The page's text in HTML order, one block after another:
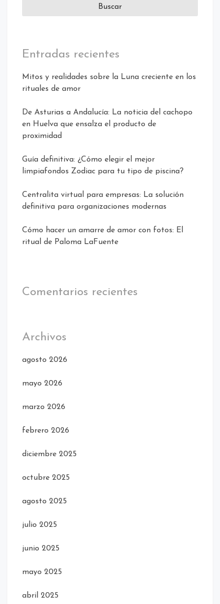
Entradas recientes
Mitos y realidades sobre la Luna creciente en los
rituales de amor
De Asturias a Andalucía: La noticia del cachopo
en Huelva que ensalza el producto de
proximidad
Guía definitiva: ¿Cómo elegir el mejor
limpiafondos Zodiac para tu tipo de piscina?
Centralita virtual para empresas: La solución
definitiva para organizaciones modernas
Cómo hacer un amarre de amor con fotos: El
ritual de Paloma LaFuente
Comentarios recientes
Archivos
agosto 2026
mayo 2026
marzo 2026
febrero 2026
diciembre 2025
octubre 2025
agosto 2025
julio 2025
junio 2025
mayo 2025
abril 2025